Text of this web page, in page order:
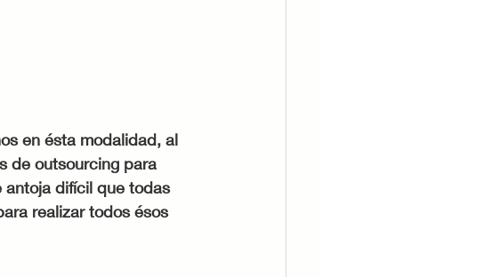
en ésta modalidad, al
de outsourcing para
antoja difícil que todas
realizar todos ésos